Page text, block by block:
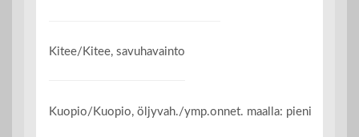
Kitee/Kitee, savuhavainto
Kuopio/Kuopio, öljyvah./ymp.onnet. maalla: pieni